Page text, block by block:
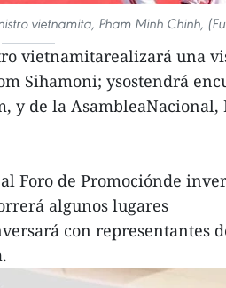
vietnamita, Pham Minh Chinh,
vietnamitarealizará una
Sihamoni; ysostendrá
y de la AsambleaNacional,
Foro de Promociónde
algunos lugares
con representantes